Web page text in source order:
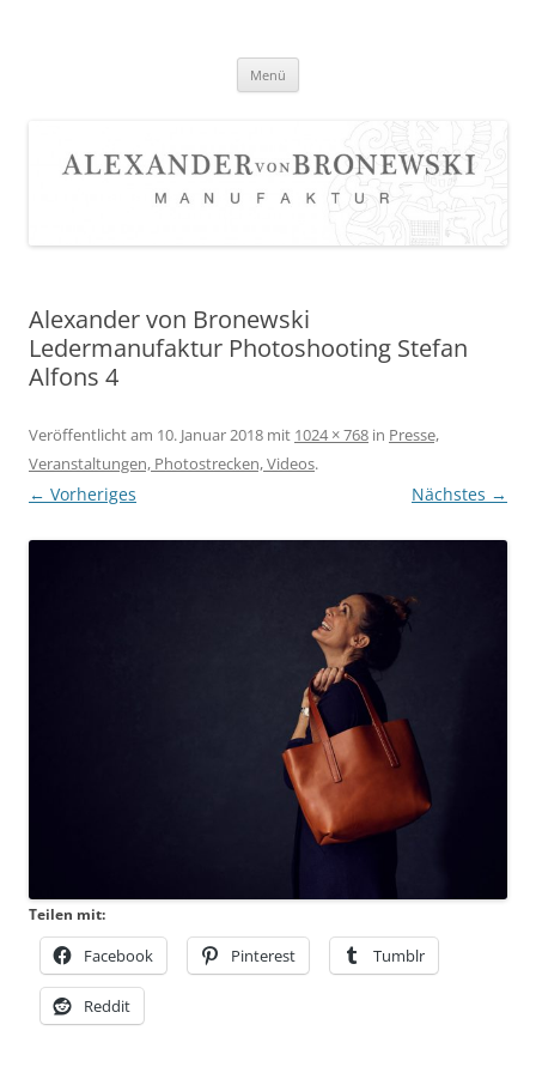
Menü
Alexander von Bronewski
Ledermanufaktur Photoshooting Stefan
Alfons 4
Veröffentlicht am 10. Januar 2018 mit 1024 × 768 in Presse,
Veranstaltungen, Photostrecken, Videos.
← Vorheriges Nächstes →
Teilen mit:
Facebook Pinterest Tumblr
Reddit